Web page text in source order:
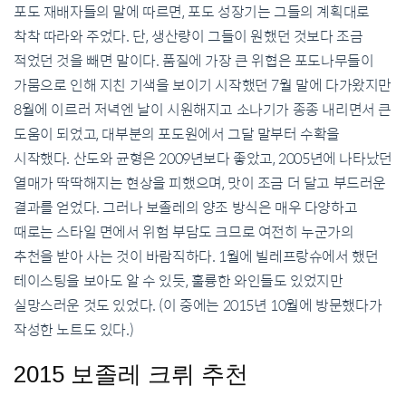
포도 재배자들의 말에 따르면, 포도 성장기는 그들의 계획대로
착착 따라와 주었다. 단, 생산량이 그들이 원했던 것보다 조금
적었던 것을 빼면 말이다. 품질에 가장 큰 위협은 포도나무들이
가뭄으로 인해 지친 기색을 보이기 시작했던 7월 말에 다가왔지만
8월에 이르러 저녁엔 날이 시원해지고 소나기가 종종 내리면서 큰
도움이 되었고, 대부분의 포도원에서 그달 말부터 수확을
시작했다. 산도와 균형은 2009년보다 좋았고, 2005년에 나타났던
열매가 딱딱해지는 현상을 피했으며, 맛이 조금 더 달고 부드러운
결과를 얻었다. 그러나 보졸레의 양조 방식은 매우 다양하고
때로는 스타일 면에서 위험 부담도 크므로 여전히 누군가의
추천을 받아 사는 것이 바람직하다. 1월에 빌레프랑슈에서 했던
테이스팅을 보아도 알 수 있듯, 훌륭한 와인들도 있었지만
실망스러운 것도 있었다. (이 중에는 2015년 10월에 방문했다가
작성한 노트도 있다.)
2015 보졸레 크뤼 추천